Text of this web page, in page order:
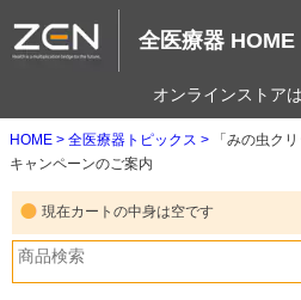
全医療器 HOME
オンラインストア
HOME 全医療器トピックス
「みの虫ク
キャンペーンのご案内
現在カートの中身は空です